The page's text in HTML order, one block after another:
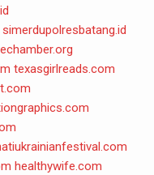
simerdupolresbatang.id
texasgirlreads.com
healthywife.com